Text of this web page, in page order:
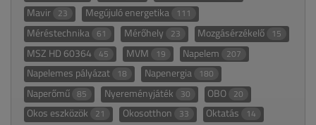
Mavir 23 Megújuló energetika 111
Méréstechnika 61 Mérőhely 23 Mozgásérzékelő 15
MSZ HD 60364 45 MVM 19 Napelem 207
Napelemes pályázat 18 Napenergia 180
Naperőmű 85 Nyereményjáték 30 OBO 20
Okos eszközök 21 Okosotthon 33 Oktatás 14